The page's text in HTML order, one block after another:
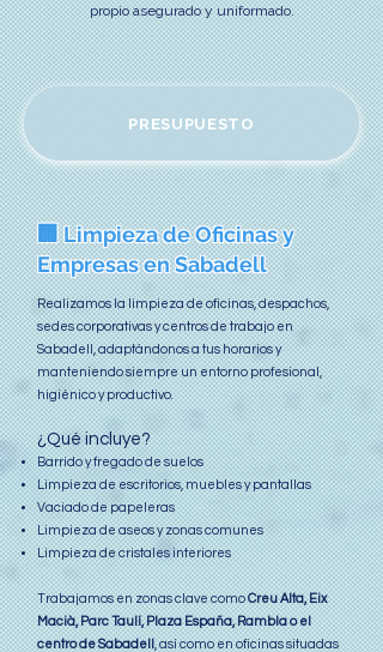
propio asegurado y uniformado.
PRESUPUESTO
🏢 Limpieza de Oficinas y
Empresas en Sabadell
Realizamos la limpieza de oficinas, despachos,
sedes corporativas y centros de trabajo en
Sabadell, adaptándonos a tus horarios y
manteniendo siempre un entorno profesional,
higiénico y productivo.
¿Qué incluye?
Barrido y fregado de suelos
Limpieza de escritorios, muebles y pantallas
Vaciado de papeleras
Limpieza de aseos y zonas comunes
Limpieza de cristales interiores
Trabajamos en zonas clave comoCreu Alta, Eix
Macià, Parc Taulí, Plaza España, Rambla o el
centro de Sabadell, así como en oficinas situadas